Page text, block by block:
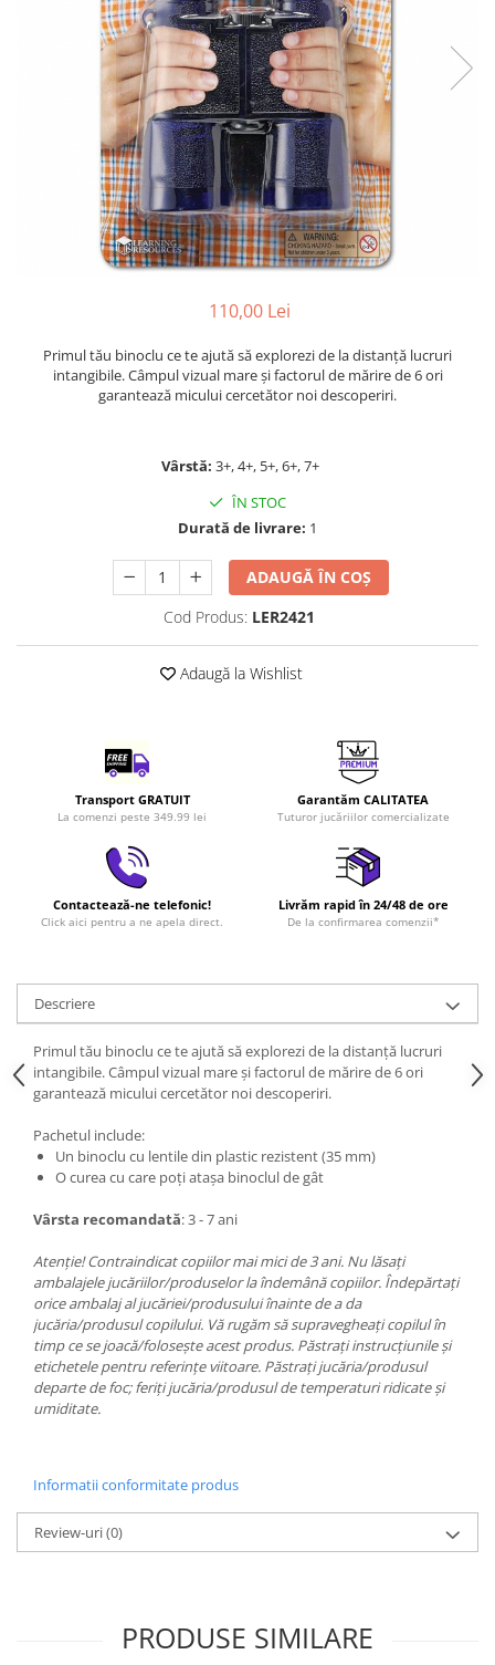
Jocuri cu dinozauri
Jucării de pluș
Jocuri educative pentru
școală/grădiniță
Cărţi de colorat, activități, apa
Accesorii diverse
LEGO Friends
LEGO Ninjago
LEGO Minecraft
LEGO DREAMZzz
LEGO Star Wars
LEGO Gabby s Dollhouse
LEGO Harry Potter
LEGO Marvel Super Heroes
LEGO Jurassic World
LEGO Architecture
LEGO Speed Champions
110,00 Lei
Primul tău binoclu ce te ajută să explorezi de la distanţă lucruri
intangibile. Câmpul vizual mare şi factorul de mărire de 6 ori
garantează micului cercetător noi descoperiri.
Vârstă: 3+, 4+, 5+, 6+, 7+
ÎN STOC
Durată de livrare: 1
ADAUGĂ ÎN COȘ
Cod Produs: LER2421
Adaugă la Wishlist
Transport GRATUIT
La comenzi peste 349.99 lei
Garantăm CALITATEA
Tuturor jucăriilor comercializate
Contactează-ne telefonic!
Click aici pentru a ne apela direct.
Livrăm rapid în 24/48 de ore
De la confirmarea comenzii*
Descriere
Primul tău binoclu ce te ajută să explorezi de la distanţă lucruri
intangibile. Câmpul vizual mare şi factorul de mărire de 6 ori
garantează micului cercetător noi descoperiri.
Pachetul include:
Un binoclu cu lentile din plastic rezistent (35 mm)
O curea cu care poţi ataşa binoclul de gât
Vârsta recomandată: 3 - 7 ani
Atenţie! Contraindicat copiilor mai mici de 3 ani. Nu lăsaţi
ambalajele jucăriilor/produselor la îndemână copiilor. Îndepărtaţi
orice ambalaj al jucăriei/produsului înainte de a da
jucăria/produsul copilului. Vă rugăm să supravegheaţi copilul în
timp ce se joacă/foloseşte acest produs. Păstraţi instrucţiunile şi
etichetele pentru referinţe viitoare. Păstraţi jucăria/produsul
departe de foc; feriţi jucăria/produsul de temperaturi ridicate şi
umiditate.
Informatii conformitate produs
Review-uri(0)
PRODUSE SIMILARE